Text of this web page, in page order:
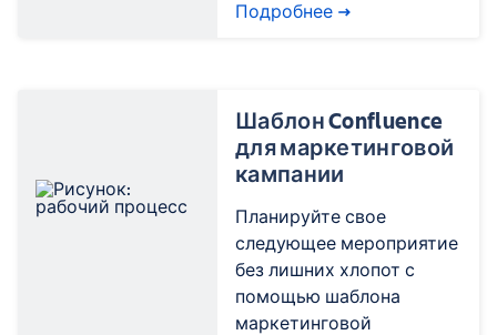
Подробнее
Шаблон Confluence
для маркетинговой
кампании
Планируйте свое
следующее мероприятие
без лишних хлопот с
помощью шаблона
маркетинговой